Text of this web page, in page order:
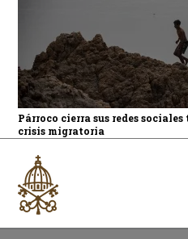
Párroco cierra sus redes
crisis migratoria